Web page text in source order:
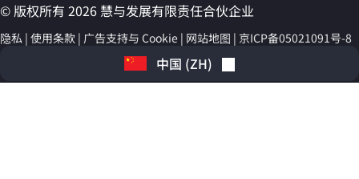
© 版权所有 2026 慧与发展有限责任合伙企业
隐私 使用条款 广告支持与 Cookie 网站地图 京ICP备05021091号-8
中国 (ZH)